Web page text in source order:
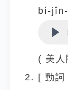
bí-
( 美人
[ 動詞